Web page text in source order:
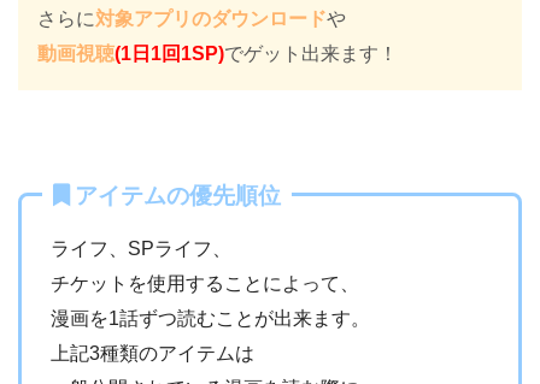
さらに対象アプリのダウンロードや
動画視聴(1日1回1SP)でゲット出来ます！
アイテムの優先順位
ライフ、SPライフ、
チケットを使用することによって、
漫画を1話ずつ読むことが出来ます。
上記3種類のアイテムは